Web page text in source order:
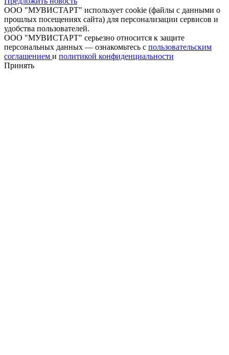
ООО "МУВИСТАРТ" использует cookie (файлы с данными о
прошлых посещениях сайта) для персонализации сервисов и
удобства пользователей.
ООО "МУВИСТАРТ" серьезно относится к защите
персональных данных — ознакомьтесь с пользовательским
соглашением и политикой конфиденциальности
Принять